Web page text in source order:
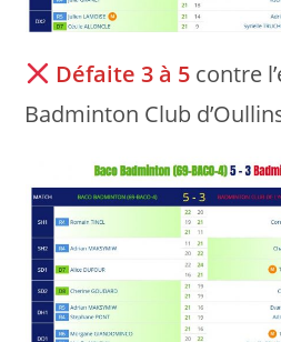
Défaite 3 à 5 contre
Badminton Club